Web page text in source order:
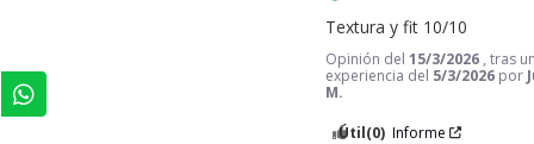
Textura y fit 10/10
Opinión del15/3/2026 , tras
experiencia del 5/3/2026 por
M.
Útil(0) Informe